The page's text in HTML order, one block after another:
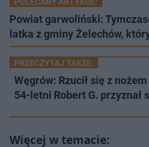
Powiat garwoliński:
latka z gminy Żelechów,
PRZECZYTAJ TAKŻE:
Węgrów: Rzucił się z
54-letni Robert G. przyznał